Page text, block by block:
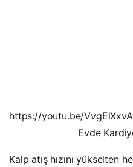
https://youtu.be/
Evde
Kalp atış hızını yükselten